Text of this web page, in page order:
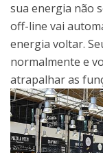
sua energia não
off-line vai
energia voltar.
normalmente e
atrapalhar as